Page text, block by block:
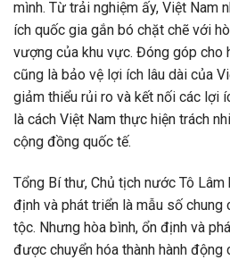
mình. Từ trải nghiệm ấy, Việt Nam
ích quốc gia gắn bó chặt chẽ với
vượng của khu vực. Đóng góp cho
cũng là bảo vệ lợi ích lâu dài của
giảm thiểu rủi ro và kết nối các lợi
là cách Việt Nam thực hiện trách
cộng đồng quốc tế.
Tổng Bí thư, Chủ tịch nước Tô Lâm
định và phát triển là mẫu số chung
tộc. Nhưng hòa bình, ổn định và
được chuyển hóa thành hành